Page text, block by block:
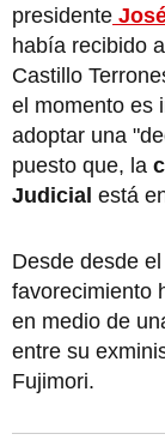
presidente
había recibido
Castillo
el momento es
adoptar una
puesto que, la
Judicial está
Desde desde
favorecimiento
en medio de
entre su
Fujimori.